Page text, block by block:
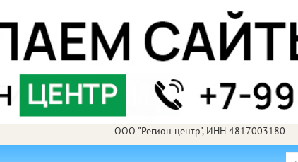
ООО "Регион центр", ИНН 4817003180